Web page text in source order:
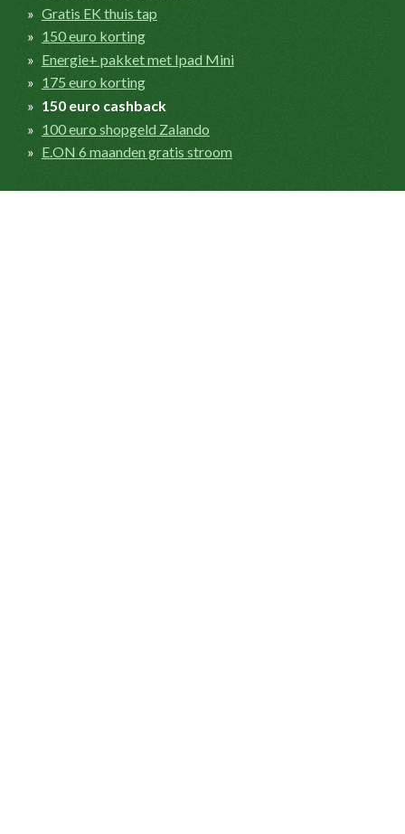
Gratis EK thuis tap
150 euro korting
Energie+ pakket met Ipad Mini
175 euro korting
150 euro cashback
100 euro shopgeld Zalando
E.ON 6 maanden gratis stroom